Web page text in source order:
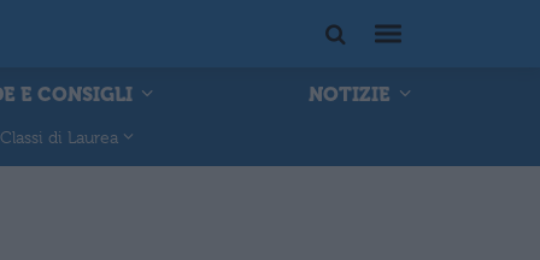
E CONSIGLI NOTIZIE
Classi di Laurea